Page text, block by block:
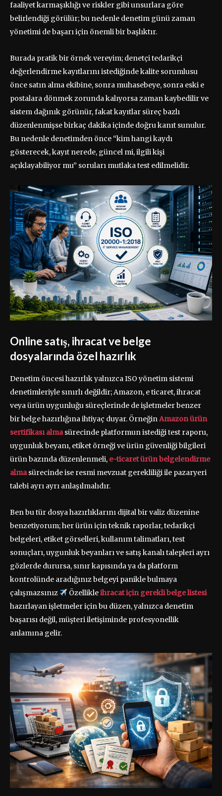
faaliyet karmaşıklığı ve riskler gibi unsurlara göre
belirlendiği görülür; bu nedenle denetim günü zaman
yönetimi de başarı için önemli bir başlıktır.
Burada pratik bir örnek vereyim; denetçi tedarikçi
değerlendirme kayıtlarını istediğinde kalite sorumlusu
önce satın alma ekibine, sonra muhasebeye, sonra eski e
postalara dönmek zorunda kalıyorsa zaman kaybedilir ve
sistem dağınık görünür, fakat kayıtlar süreç bazlı
düzenlenmişse birkaç dakika içinde doğru kanıt sunulur.
Bu nedenle denetimden önce “kim hangi kaydı
gösterecek, kayıt nerede, güncel mi, ilgili kişi
açıklayabiliyor mu” soruları mutlaka test edilmelidir.
Online satış, ihracat ve belge
dosyalarında özel hazırlık
Denetim öncesi hazırlık yalnızca ISO yönetim sistemi
denetimleriyle sınırlı değildir; Amazon, e ticaret, ihracat
veya ürün uygunluğu süreçlerinde de işletmeler benzer
bir belge hazırlığına ihtiyaç duyar. ÖrneğinAmazon ürün
sertifikası almasürecinde platformun istediği test raporu,
uygunluk beyanı, etiket örneği ve ürün güvenliği bilgileri
ürün bazında düzenlenmeli, e-ticaret ürün belgelendirme
almasürecinde ise resmi mevzuat gerekliliği ile pazaryeri
talebi ayrı ayrı anlaşılmalıdır.
Ben bu tür dosya hazırlıklarını dijital bir valiz düzenine
benzetiyorum; her ürün için teknik raporlar, tedarikçi
belgeleri, etiket görselleri, kullanım talimatları, test
sonuçları, uygunluk beyanları ve satış kanalı talepleri ayrı
gözlerde durursa, sınır kapısında ya da platform
kontrolünde aradığınız belgeyi panikle bulmaya
çalışmazsınız
Özellikleihracat için gerekli belge listesi
hazırlayan işletmeler için bu düzen, yalnızca denetim
başarısı değil, müşteri iletişiminde profesyonellik
anlamına gelir.